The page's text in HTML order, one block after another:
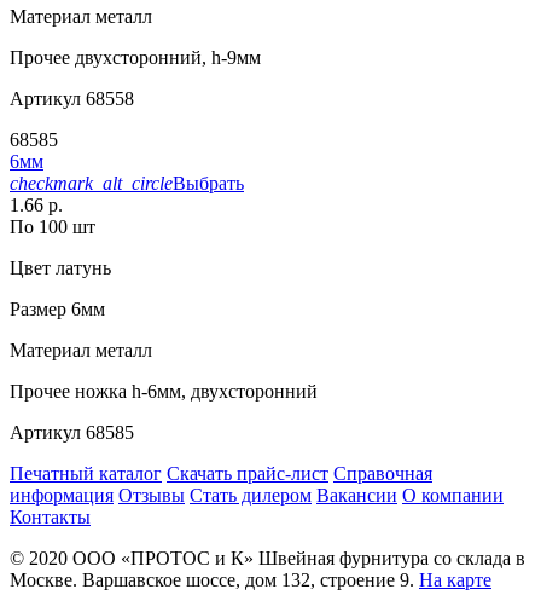
Материал металл
Прочее двухсторонний, h-9мм
Артикул 68558
68585
6мм
checkmark_alt_circleВыбрать
1.66 р.
По 100 шт
Цвет латунь
Размер 6мм
Материал металл
Прочее ножка h-6мм, двухсторонний
Артикул 68585
Печатный каталог Скачать прайс-лист Справочная
информация Отзывы Стать дилером Вакансии О компании
Контакты
© 2020 ООО «ПРОТОС и К» Швейная фурнитура со склада в
Москве. Варшавское шоссе, дом 132, строение 9. На карте